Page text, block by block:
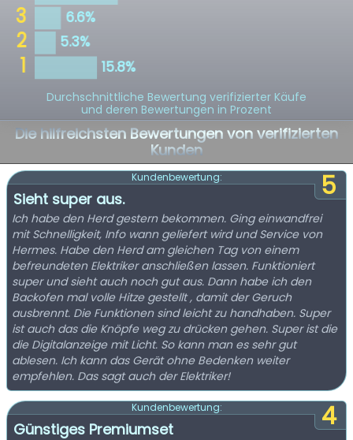
Durchschnittliche Bewertung verifizierter Käufe
und deren Bewertungen in Prozent
Die hilfreichsten Bewertungen von verifizierten
Kunden
5
Kundenbewertung:
Sieht super aus.
Ich habe den Herd gestern bekommen. Ging einwandfrei
mit Schnelligkeit, Info wann geliefert wird und Service von
Hermes. Habe den Herd am gleichen Tag von einem
befreundeten Elektriker anschließen lassen. Funktioniert
super und sieht auch noch gut aus. Dann habe ich den
Backofen mal volle Hitze gestellt , damit der Geruch
ausbrennt. Die Funktionen sind leicht zu handhaben. Super
ist auch das die Knöpfe weg zu drücken gehen. Super ist die
die Digitalanzeige mit Licht. So kann man es sehr gut
ablesen. Ich kann das Gerät ohne Bedenken weiter
empfehlen. Das sagt auch der Elektriker!
4
Kundenbewertung:
Günstiges Premiumset